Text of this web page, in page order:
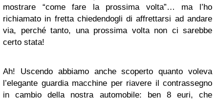
mostrare “come fare la prossima volta”… ma l’ho
richiamato in fretta chiedendogli di affrettarsi ad andare
via, perché tanto, una prossima volta non ci sarebbe
certo stata!
Ah! Uscendo abbiamo anche scoperto quanto voleva
l’elegante guardia macchine per riavere il contrassegno
in cambio della nostra automobile: ben 8 euri, che